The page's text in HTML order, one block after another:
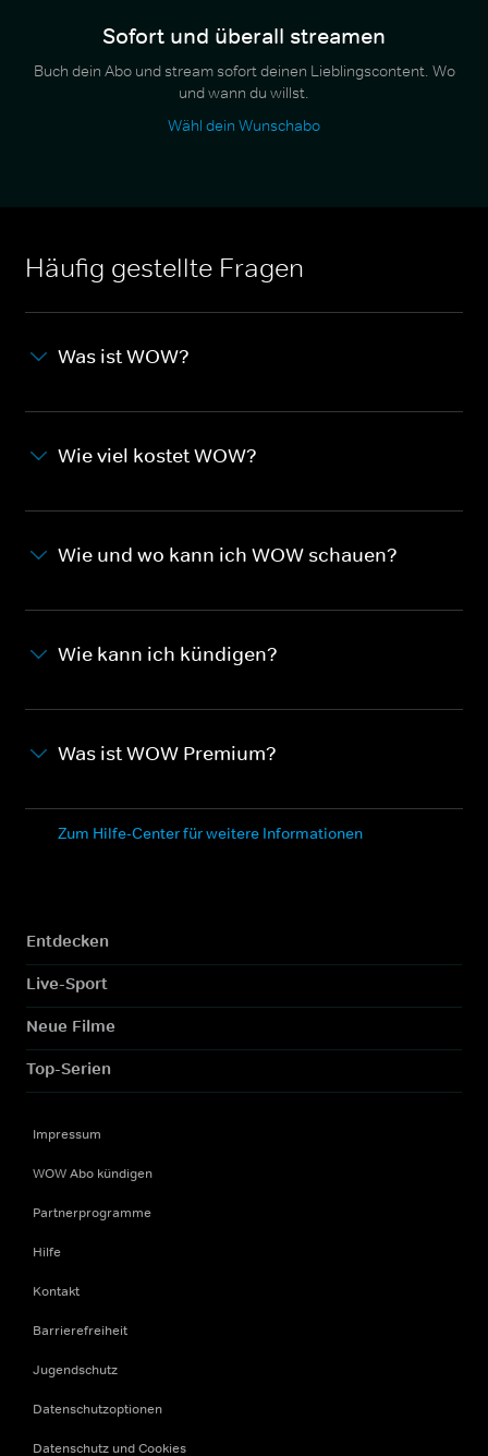
Sofort und überall streamen
Buch dein Abo und stream sofort deinen Lieblingscontent. Wo
und wann du willst.
Wähl dein Wunschabo
Häufig gestellte Fragen
Was ist WOW?
Wie viel kostet WOW?
Wie und wo kann ich WOW schauen?
Wie kann ich kündigen?
Was ist WOW Premium?
Zum Hilfe-Center für weitere Informationen
Entdecken
Live-Sport
Neue Filme
Top-Serien
Impressum
WOW Abo kündigen
Partnerprogramme
Hilfe
Kontakt
Barrierefreiheit
Jugendschutz
Datenschutzoptionen
Datenschutz und Cookies